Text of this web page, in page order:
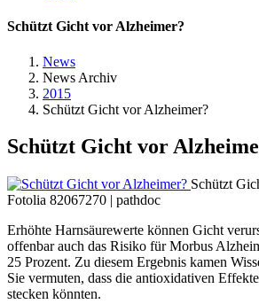
Schützt Gicht vor Alzheimer?
News
News Archiv
2015
Schützt Gicht vor Alzheimer?
Schützt Gicht vor
Schützt
Fotolia 82067270 | pathdoc
Erhöhte Harnsäurewerte können Gicht
offenbar auch das Risiko für Morbus
25 Prozent. Zu diesem Ergebnis kamen
Sie vermuten, dass die antioxidativen
stecken könnten.